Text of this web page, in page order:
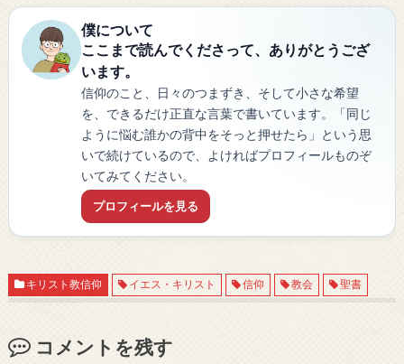
僕について
ここまで読んでくださって、ありがとうござ
います。
信仰のこと、日々のつまずき、そして小さな希望
を、できるだけ正直な言葉で書いています。「同じ
ように悩む誰かの背中をそっと押せたら」という思
いで続けているので、よければプロフィールものぞ
いてみてください。
プロフィールを見る
キリスト教信仰 イエス・キリスト 信仰 教会 聖書
コメントを残す